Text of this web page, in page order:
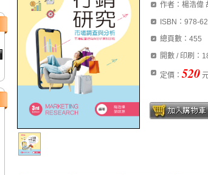
作者：楊浩偉
ISBN：978-
總頁數：455
開數 / 印刷：
定價：520